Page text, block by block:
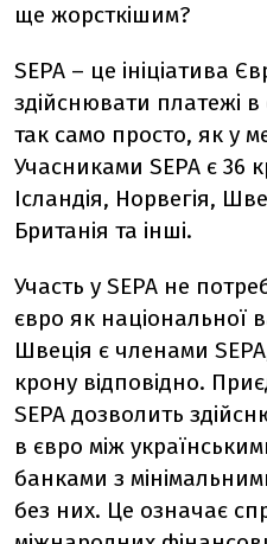
ще жорсткішим?
SEPA – це ініціатива
здійснювати платежі
так само просто, як у
Учасниками SEPA є 36
Ісландія, Норвегія,
Британія та інші.
Участь у SEPA не
євро як
Швеція є членами
крону відповідно.
SEPA дозволить
в євро між
банками з
без них. Це означає